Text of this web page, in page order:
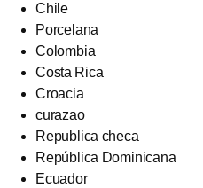
Chile
Porcelana
Colombia
Costa Rica
Croacia
curazao
Republica checa
República Dominicana
Ecuador